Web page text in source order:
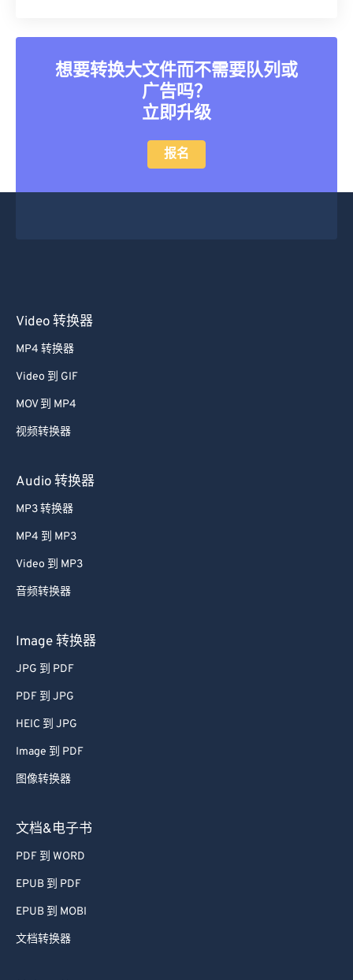
想要转换大文件而不需要队列或
广告吗？
立即升级
报名
Video 转换器
MP4 转换器
Video 到 GIF
MOV 到 MP4
视频转换器
Audio 转换器
MP3 转换器
MP4 到 MP3
Video 到 MP3
音频转换器
Image 转换器
JPG 到 PDF
PDF 到 JPG
HEIC 到 JPG
Image 到 PDF
图像转换器
文档&电子书
PDF 到 WORD
EPUB 到 PDF
EPUB 到 MOBI
文档转换器